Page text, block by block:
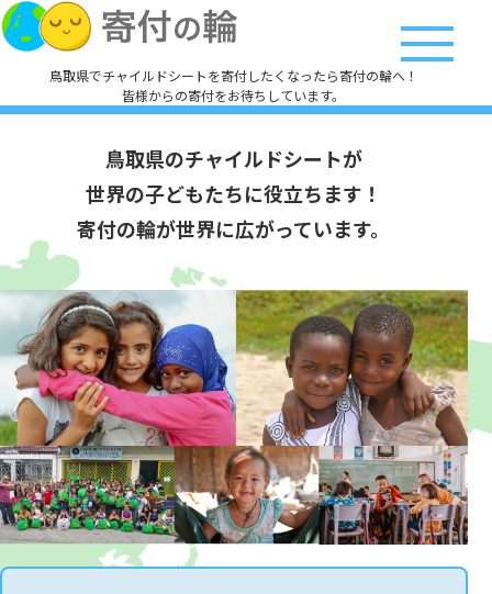
鳥取県でチャイルドシートを寄付したくなったら寄付の輪へ！
皆様からの寄付をお待ちしています。
鳥取県のチャイルドシートが
世界の子どもたちに役立ちます！
寄付の輪が世界に広がっています。